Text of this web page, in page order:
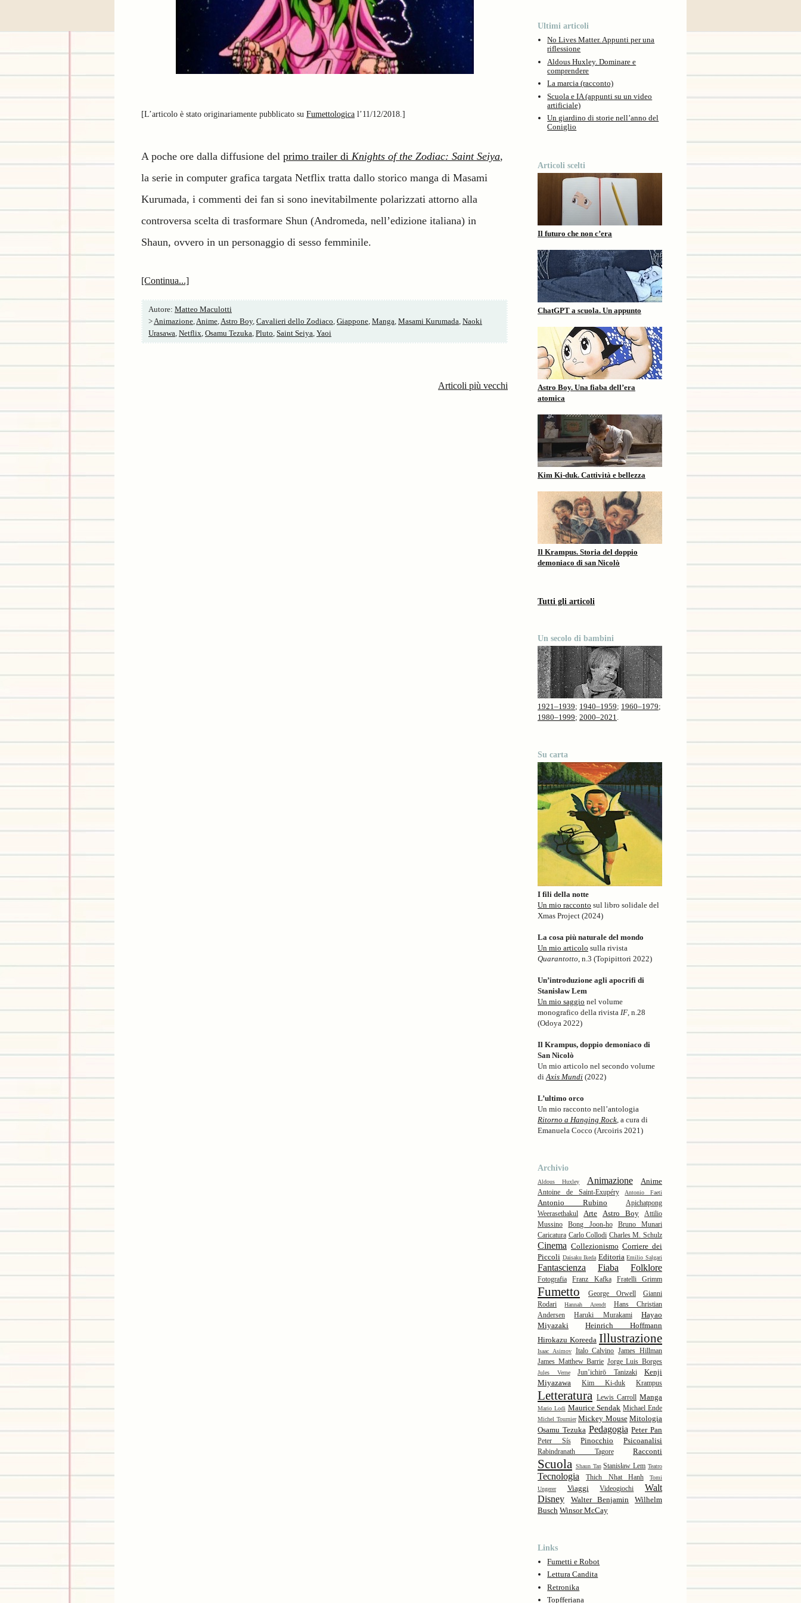
[L’articolo è stato originariamente pubblicato su Fumettologica l’11/12/2018.]
A poche ore dalla diffusione del primo trailer di Knights of the Zodiac: Saint Seiya,
la serie in computer grafica targata Netflix tratta dallo storico manga di Masami
Kurumada, i commenti dei fan si sono inevitabilmente polarizzati attorno alla
controversa scelta di trasformare Shun (Andromeda, nell’edizione italiana) in
Shaun, ovvero in un personaggio di sesso femminile.
[Continua...]
Autore: Matteo Maculotti
>Animazione,Anime,Astro Boy, Cavalieri dello Zodiaco, Giappone, Manga, Masami Kurumada, Naoki
Urasawa, Netflix, Osamu Tezuka, Pluto, Saint Seiya, Yaoi
Articoli più vecchi
Ultimi articoli
No Lives Matter. Appunti per una
riflessione
Aldous Huxley. Dominare e
comprendere
La marcia (racconto)
Scuola e IA (appunti su un video
artificiale)
Un giardino di storie nell’anno del
Coniglio
Articoli scelti
Il futuro che non c’era
ChatGPT a scuola. Un appunto
Astro Boy. Una fiaba dell’era
atomica
Kim Ki-duk. Cattività e bellezza
Il Krampus. Storia del doppio
demoniaco di san Nicolò
Tutti gli articoli
Un secolo di bambini
1921–1939; 1940–1959; 1960–1979;
1980–1999; 2000–2021
Su carta
I fili della notte
Un mio racconto sul libro solidale del
Xmas Project (2024)
La cosa più naturale del mondo
Un mio articolo sulla rivista
Quarantotto , n.3 (Topipittori 2022)
Un’introduzione agli apocrifi di
Stanisław Lem
Un mio saggio nel volume
monografico della rivista IF , n.28
(Odoya 2022)
Il Krampus, doppio demoniaco di
San Nicolò
Un mio articolo nel secondo volume
di Axis Mundi (2022)
L’ultimo orco
Un mio racconto nell’antologia
Ritorno a Hanging Rock , a cura di
Emanuela Cocco (Arcoiris 2021)
Archivio
Aldous Huxley Animazione Anime
Antoine de Saint-Exupéry Antonio Faeti
Antonio Rubino
Apichatpong
Weerasethakul
Arte Astro Boy
Attilio
Mussino
Bong Joon-ho
Bruno Munari
Caricatura Carlo Collodi Charles M. Schulz
Cinema Collezionismo Corriere dei
Piccoli Daisaku Ikeda Editoria Emilio Salgari
Fantascienza Fiaba Folklore
Fotografia Franz Kafka Fratelli Grimm
Fumetto George Orwell
Gianni
Rodari
Hannah Arendt
Hans Christian
Andersen
Haruki Murakami
Hayao
Miyazaki
Heinrich Hoffmann
Hirokazu Koreeda Illustrazione
Isaac Asimov Italo Calvino James Hillman
James Matthew Barrie Jorge Luis Borges
Jules Verne Jun’ichirō Tanizaki
Kenji
Miyazawa
Kim Ki-duk Krampus
Letteratura Lewis Carroll Manga
Mario Lodi Maurice Sendak Michael Ende
Michel Tournier Mickey Mouse Mitologia
Osamu Tezuka Pedagogia Peter Pan
Peter Sís Pinocchio Psicoanalisi
Rabindranath Tagore Racconti
Scuola Shaun Tan Stanisław Lem Teatro
Tecnologia Thich Nhat Hanh
Tomi
Ungerer
Viaggi Videogiochi
Walt
Disney
Walter Benjamin
Wilhelm
Busch Winsor McCay
Links
Fumetti e Robot
Lettura Candita
Retronika
Topfferiana